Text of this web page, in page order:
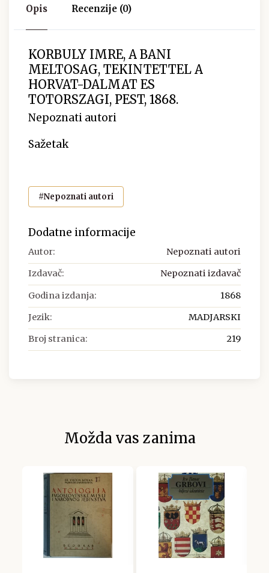
Opis Recenzije (0)
KORBULY IMRE, A BANI
MELTOSAG, TEKINTETTEL A
HORVAT-DALMAT ES
TOTORSZAGI, PEST, 1868.
Nepoznati autori
Sažetak
#Nepoznati autori
Dodatne informacije
Autor: Nepoznati autori
Izdavač: Nepoznati izdavač
Godina izdanja: 1868
Jezik: MADJARSKI
Broj stranica: 219
Možda vas zanima